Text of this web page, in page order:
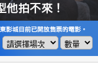
拍不來！